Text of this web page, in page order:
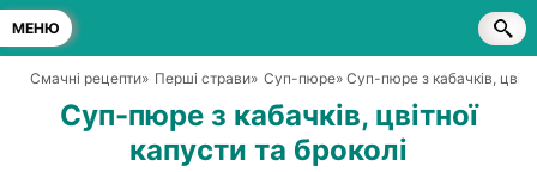
МЕНЮ
Смачні рецепти» Перші страви» Суп-пюре» Суп-пюре з кабачків,
Суп-пюре з кабачків, цвітної
капусти та броколі